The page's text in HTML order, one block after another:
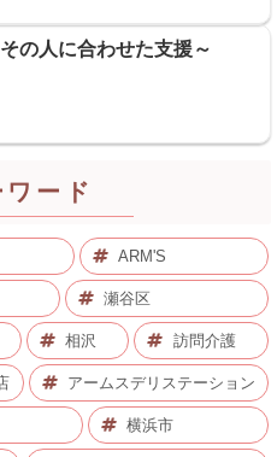
の人に合わせた支援～
ード
ARM'S
瀬谷区
相沢 訪問介護
アームスデリステーション
横浜市